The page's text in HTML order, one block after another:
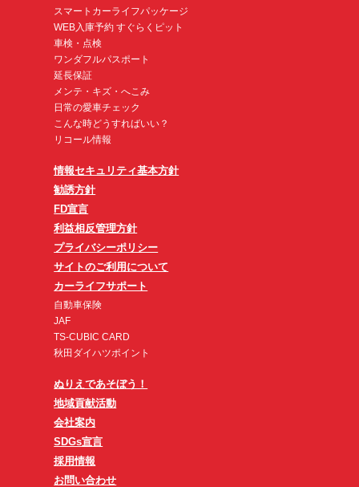
スマートカーライフパッケージ
WEB入庫予約 すぐらくピット
車検・点検
ワンダフルパスポート
延長保証
メンテ・キズ・へこみ
日常の愛車チェック
こんな時どうすればいい？
リコール情報
情報セキュリティ基本方針
勧誘方針
FD宣言
利益相反管理方針
プライバシーポリシー
サイトのご利用について
カーライフサポート
自動車保険
JAF
TS-CUBIC CARD
秋田ダイハツポイント
ぬりえであそぼう！
地域貢献活動
会社案内
SDGs宣言
採用情報
お問い合わせ